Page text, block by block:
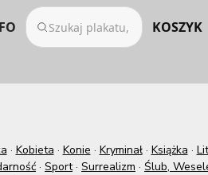
KOSZYK
· Kobieta · Konie · Kryminał· Książka ·
· Sport· Surrealizm · Ślub,